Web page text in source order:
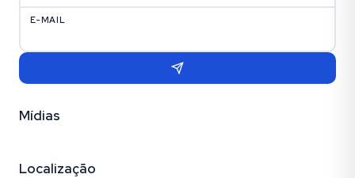
E-MAIL
Mídias
Localização